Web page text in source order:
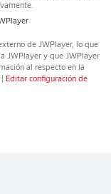
de JWPlayer, lo que
JWPlayery que JWPlayer
al respecto en la
Editar configuración de